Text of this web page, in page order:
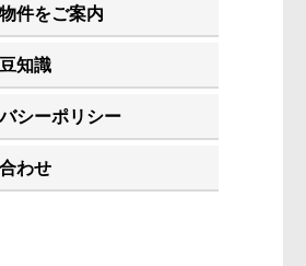
件をご案内
知識
シーポリシー
わせ